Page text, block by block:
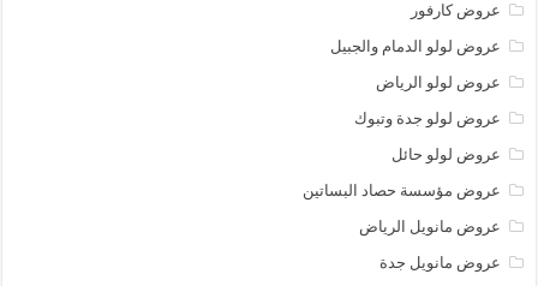
عروض كارفور
عروض لولو الدمام والجبيل
عروض لولو الرياض
عروض لولو جدة وتبوك
عروض لولو حائل
عروض مؤسسة حصاد البساتين
عروض مانويل الرياض
عروض مانويل جدة